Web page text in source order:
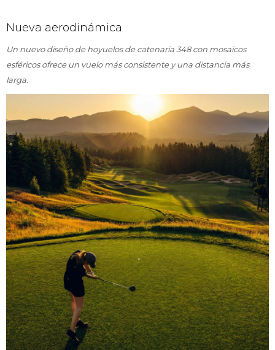
Nueva aerodinámica
Un nuevo diseño de hoyuelos de catenaria 348 con mosaicos
esféricos ofrece un vuelo más consistente y una distancia más
larga